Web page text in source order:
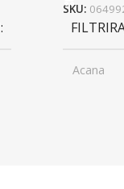
SKU:
Acana